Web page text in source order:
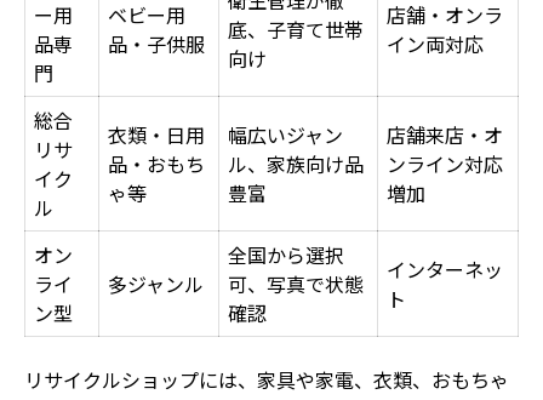
リサイクル品利用が広がる理由
環境に優しいリサイクル品選びの秘訣
エコな消費行動としてのリサイクル品活用
節約志向ならリサイクル品がおすすめな理由
リサイクル品と新品のコスト比較表
節約志向の人がリサイクル品を選ぶ理由
リサイクル品活用による家計見直し術
賢く節約するリサイクル品選びのポイント
リサイクルショップで失敗しない見極め術
ー用
品専
門
ベビー用
品・子供服
底、子育て世帯
向け
店舗・オンラ
イン両対応
総合
リサ
イク
ル
衣類・日用
品・おもち
ゃ等
幅広いジャン
ル、家族向け品
豊富
店舗来店・オ
ンライン対応
増加
オン
ライ
ン型
多ジャンル
全国から選択
可、写真で状態
確認
インターネッ
ト
リサイクルショップには、家具や家電、衣類、おもちゃ